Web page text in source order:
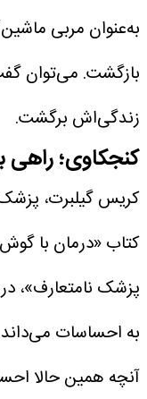
به‌عنوان مربی
بازگشت. می‌توان
زندگی‌اش برگشت.
کنجکاوی؛
کریس گیلبرت،
کتاب «درمان با
پزشک نامتعارف»،
به احساسات
آنچه همین حالا